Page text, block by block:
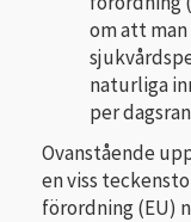
om att
naturliga
per
Ovanstående
en viss
förordning (EU)